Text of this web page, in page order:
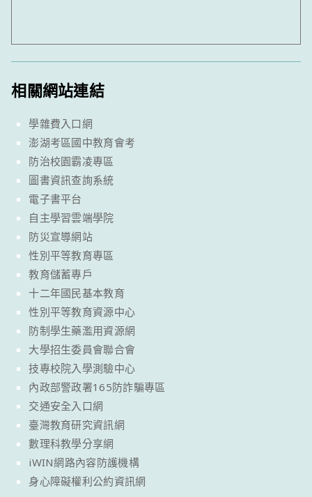
相關網站連結
學雜費入口網
澎湖考區國中教育會考
防治校園霸凌專區
圖書資訊查詢系統
電子書平台
自主學習雲端學院
防災宣導網站
性別平等教育專區
教育儲蓄專戶
十二年國民基本教育
性別平等教育資源中心
防制學生藥濫用資源網
大學招生委員會聯合會
技專校院入學測驗中心
內政部警政署165防詐騙專區
交通安全入口網
臺灣教育研究資訊網
數理科教學分享網
iWIN網路內容防護機構
身心障礙權利公約資訊網